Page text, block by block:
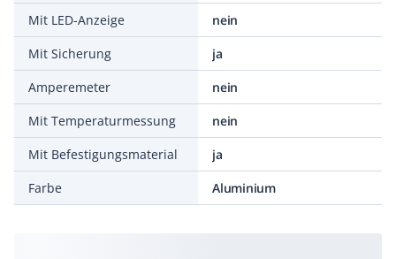
Mit LED-Anzeige
nein
Mit Sicherung
ja
Amperemeter
nein
Mit Temperaturmessung
nein
Mit Befestigungsmaterial
ja
Farbe
Aluminium